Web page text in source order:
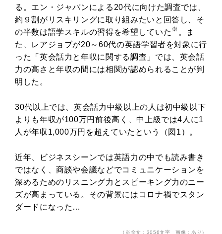
る。エン・ジャパンによる20代に向けた調査では、
約９割がリスキリングに取り組みたいと回答し、そ
の半数は語学スキルの習得を希望していた ※ 。ま
た、レアジョブが20～60代の英語学習者を対象に行
った「英会話力と年収に関する調査」では、英会話
力の高さと年収の間には相関が認められることが判
明した。
30代以上では、英会話力中級以上の人は初中級以下
よりも年収が100万円前後高く、中上級では4人に1
人が年収1,000万円を超えていたという（図1）。
近年、ビジネスシーンでは英語力の中でも読み書き
ではなく、商談や会議などでコミュニケーションを
深めるためのリスニング力とスピーキング力のニー
ズが高まっている。その背景にはコロナ禍でスタン
ダードになった…
（※全文：3056文字 画像：あり）